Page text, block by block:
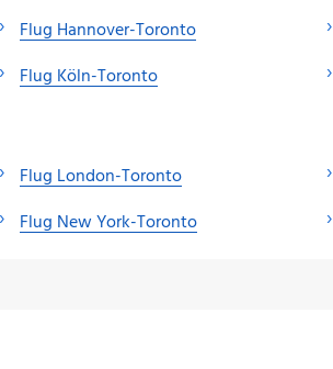
Flug Hannover-Toronto
Flug Köln-Toronto
Flug London-Toronto
Flug New York-Toronto